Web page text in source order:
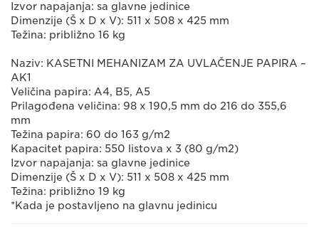
Izvor napajanja: sa glavne jedinice
Dimenzije (Š x D x V): 511 x 508 x 425 mm
Težina: približno 16 kg
Naziv: KASETNI MEHANIZAM ZA UVLAČENJE PAPIRA –
AK1
Veličina papira: A4, B5, A5
Prilagođena veličina: 98 x 190,5 mm do 216 do 355,6
mm
Težina papira: 60 do 163 g/m2
Kapacitet papira: 550 listova x 3 (80 g/m2)
Izvor napajanja: sa glavne jedinice
Dimenzije (Š x D x V): 511 x 508 x 425 mm
Težina: približno 19 kg
*Kada je postavljeno na glavnu jedinicu